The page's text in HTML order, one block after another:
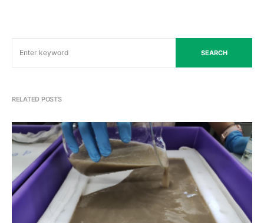
SEARCH
RELATED POSTS